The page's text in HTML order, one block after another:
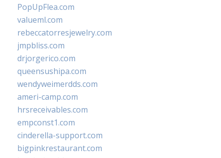
PopUpFlea.com
valueml.com
rebeccatorresjewelry.com
jmpbliss.com
drjorgerico.com
queensushipa.com
wendyweimerdds.com
ameri-camp.com
hrsreceivables.com
empconst1.com
cinderella-support.com
bigpinkrestaurant.com